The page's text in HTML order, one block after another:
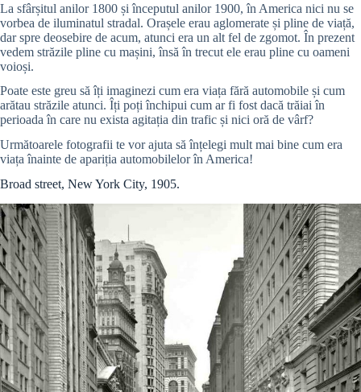
La sfârșitul anilor 1800 și începutul anilor 1900, în America nici nu se
vorbea de iluminatul stradal. Orașele erau aglomerate și pline de viață,
dar spre deosebire de acum, atunci era un alt fel de zgomot. În prezent
vedem străzile pline cu mașini, însă în trecut ele erau pline cu oameni
voioși.
Poate este greu să îți imaginezi cum era viața fără automobile și cum
arătau străzile atunci. Îți poți închipui cum ar fi fost dacă trăiai în
perioada în care nu exista agitația din trafic și nici oră de vârf?
Următoarele fotografii te vor ajuta să înțelegi mult mai bine cum era
viața înainte de apariția automobilelor în America!
Broad street, New York City, 1905.